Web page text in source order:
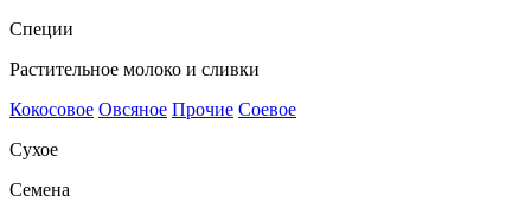
Специи
Растительное молоко и сливки
Кокосовое Овсяное Прочие Соевое
Сухое
Семена